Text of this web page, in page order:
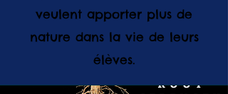
veulent apporter plus de
nature dans la vie de leurs
élèves.